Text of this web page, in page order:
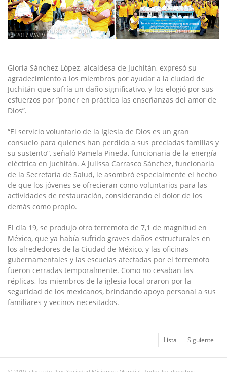
ⓒ 2017 WATV
Gloria Sánchez López, alcaldesa de Juchitán, expresó su
agradecimiento a los miembros por ayudar a la ciudad de
Juchitán que sufría un daño significativo, y los elogió por sus
esfuerzos por “poner en práctica las enseñanzas del amor de
Dios”.
“El servicio voluntario de la Iglesia de Dios es un gran
consuelo para quienes han perdido a sus preciadas familias y
su sustento”, señaló Pamela Pineda, funcionaria de la energía
eléctrica en Juchitán. A Julissa Carrasco Sánchez, funcionaria
de la Secretaría de Salud, le asombró especialmente el hecho
de que los jóvenes se ofrecieran como voluntarios para las
actividades de restauración, considerando el dolor de los
demás como propio.
El día 19, se produjo otro terremoto de 7,1 de magnitud en
México, que ya había sufrido graves daños estructurales en
los alrededores de la Ciudad de México, y las oficinas
gubernamentales y las escuelas afectadas por el terremoto
fueron cerradas temporalmente. Como no cesaban las
réplicas, los miembros de la iglesia local oraron por la
seguridad de los mexicanos, brindando apoyo personal a sus
familiares y vecinos necesitados.
Lista Siguiente